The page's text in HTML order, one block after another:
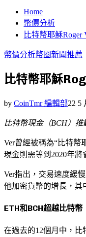
Home
幣價分析
比特幣耶穌
幣價分析幣圈新聞推薦
比特幣耶穌
by CoinTmr 編輯部22 5
比特幣現金（BCH）
Ver曾經被稱為“比特幣
現金則需等到2020年將
Ver指出，交易速度緩
他加密貨幣的增長，其
ETH和BCH超越比特幣
在過去的12個月中，比